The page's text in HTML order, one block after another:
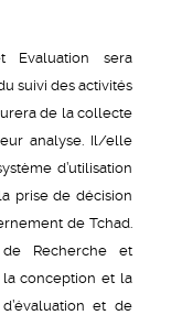
Evaluation sera
suivi des activités
de la collecte
analyse. Il/elle
d’utilisation
prise de décision
de Tchad.
Recherche et
conception et la
et de